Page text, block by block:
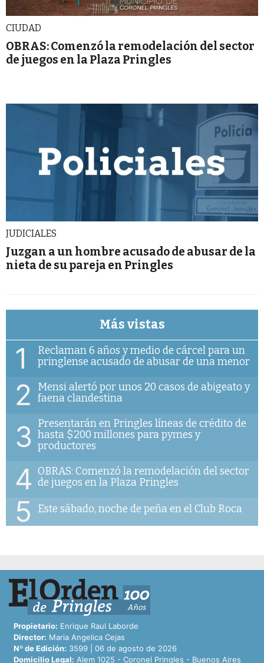
CIUDAD
OBRAS: Comenzó la remodelación del sector
de juegos en la Plaza Pringles
JUDICIALES
Juzgan a un hombre acusado de abusar de la
nieta de su pareja en Pringles
Más vistas
1
Reclaman 6 años y medio de cárcel para un
pringlense acusado de abusar de una menor
2
Mensi alertó por unos 20 casos de abigeato y
faena clandestina
3
Presentarán en Pringles líneas de crédito de
hasta $200 millones para pymes y
productores
4 OBRAS: Comenzó la remodelación del sector
de juegos en la Plaza Pringles
5 Este sábado, noche de peña en el Club Roca
Propietario: Enrique Raul Laborde
Director: Maria Angelica Cejas
Nº de Edición: 3599 | 06 de agosto de 2026
Domicilio Legal: Alem 1025 - Coronel Pringles - Buenos Aires